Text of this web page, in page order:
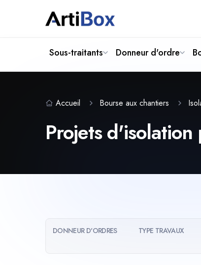
Sous-traitants Donneur d'ordre
Accueil Bourse aux chantiers
Projets
DONNEUR D'ORDRES TYPE TRAVAUX